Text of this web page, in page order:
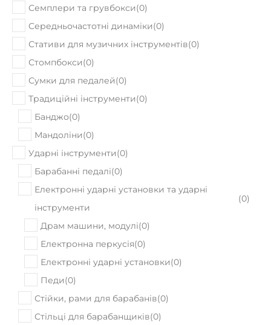
Семплери та грувбокси(0)
Середньочастотні динаміки(0)
Стативи для музичних інструментів(0)
Стомпбокси(0)
Сумки для педалей(0)
Традиційні інструменти(0)
Банджо(0)
Мандоліни(0)
Ударні інструменти(0)
Барабанні педалі(0)
Електронні ударні установки та ударні
інструменти
(0)
Драм машини, модулі(0)
Електронна перкусія(0)
Електронні ударні установки(0)
Педи(0)
Стійки, рами для барабанів(0)
Стільці для барабанщиків(0)